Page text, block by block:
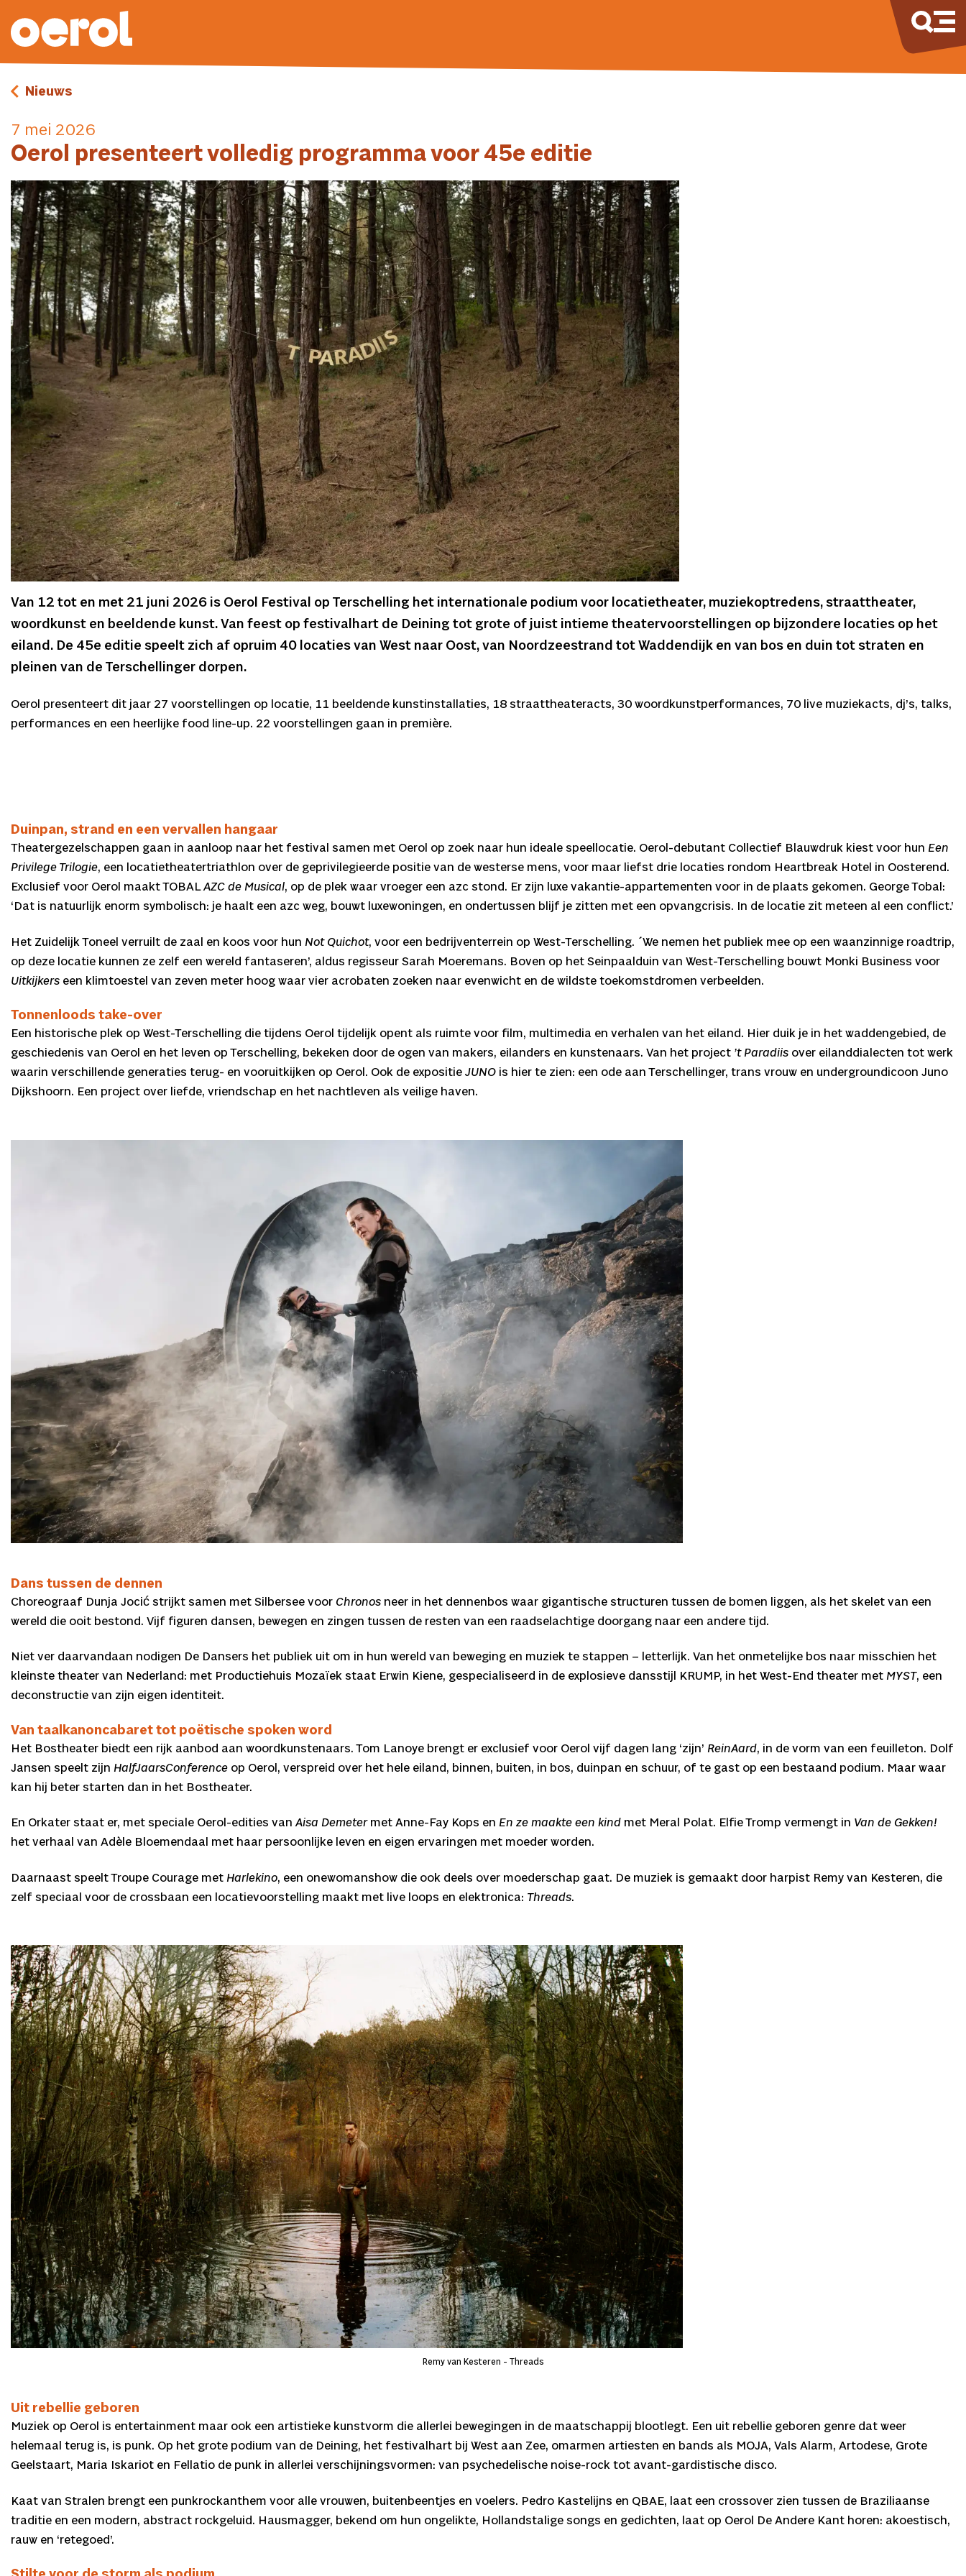
Nieuws
7 mei 2026
Oerol presenteert volledig programma voor 45e editie
Van 12 tot en met 21 juni 2026 is Oerol Festival op Terschelling het internationale podium voor locatietheater, muziekoptredens, straattheater,
woordkunst en beeldende kunst. Van feest op festivalhart de Deining tot grote of juist intieme theatervoorstellingen op bijzondere locaties op het
eiland. De 45e editie speelt zich af opruim 40 locaties van West naar Oost, van Noordzeestrand tot Waddendijk en van bos en duin tot straten en
pleinen van de Terschellinger dorpen.
Oerol presenteert dit jaar 27 voorstellingen op locatie, 11 beeldende kunstinstallaties, 18 straattheateracts, 30 woordkunstperformances, 70 live muziekacts, dj’s, talks,
performances en een heerlijke food line-up. 22 voorstellingen gaan in première.
Duinpan, strand en een vervallen hangaar
Theatergezelschappen gaan in aanloop naar het festival samen met Oerol op zoek naar hun ideale speellocatie. Oerol-debutant Collectief Blauwdruk kiest voor hun Een
Privilege Trilogie, een locatietheatertriathlon over de geprivilegieerde positie van de westerse mens, voor maar liefst drie locaties rondom Heartbreak Hotel in Oosterend.
Exclusief voor Oerol maakt TOBALAZC de Musical, op de plek waar vroeger een azc stond. Er zijn luxe vakantie-appartementen voor in de plaats gekomen. George Tobal:
‘Dat is natuurlijk enorm symbolisch: je haalt een azc weg, bouwt luxewoningen, en ondertussen blijf je zitten met een opvangcrisis. In de locatie zit meteen al een conflict.’
Het Zuidelijk Toneel verruilt de zaal en koos voor hun Not Quichot, voor een bedrijventerrein op West-Terschelling. ´We nemen het publiek mee op een waanzinnige roadtrip,
op deze locatie kunnen ze zelf een wereld fantaseren’, aldus regisseur Sarah Moeremans. Boven op het Seinpaalduin van West-Terschelling bouwt Monki Business voor
Uitkijkers een klimtoestel van zeven meter hoog waar vier acrobaten zoeken naar evenwicht en de wildste toekomstdromen verbeelden.
Tonnenloods take-over
Een historische plek op West-Terschelling die tijdens Oerol tijdelijk opent als ruimte voor film, multimedia en verhalen van het eiland. Hier duik je in het waddengebied, de
geschiedenis van Oerol en het leven op Terschelling, bekeken door de ogen van makers, eilanders en kunstenaars. Van het project ’t Paradiis over eilanddialecten tot werk
waarin verschillende generaties terug- en vooruitkijken op Oerol. Ook de expositie JUNO is hier te zien: een ode aan Terschellinger, trans vrouw en undergroundicoon Juno
Dijkshoorn. Een project over liefde, vriendschap en het nachtleven als veilige haven.
Dans tussen de dennen
Choreograaf Dunja Jocić strijkt samen met Silbersee voor Chronos neer in het dennenbos waar gigantische structuren tussen de bomen liggen, als het skelet van een
wereld die ooit bestond. Vijf figuren dansen, bewegen en zingen tussen de resten van een raadselachtige doorgang naar een andere tijd.
Niet ver daarvandaan nodigen De Dansers het publiek uit om in hun wereld van beweging en muziek te stappen – letterlijk. Van het onmetelijke bos naar misschien het
kleinste theater van Nederland: met Productiehuis Mozaïek staat Erwin Kiene, gespecialiseerd in de explosieve dansstijl KRUMP, in het West-End theater met MYST, een
deconstructie van zijn eigen identiteit.
Van taalkanoncabaret tot poëtische spoken word
Het Bostheater biedt een rijk aanbod aan woordkunstenaars. Tom Lanoye brengt er exclusief voor Oerol vijf dagen lang ‘zijn’ ReinAard, in de vorm van een feuilleton. Dolf
Jansen speelt zijn HalfJaarsConference op Oerol, verspreid over het hele eiland, binnen, buiten, in bos, duinpan en schuur, of te gast op een bestaand podium. Maar waar
kan hij beter starten dan in het Bostheater.
En Orkater staat er, met speciale Oerol-edities vanAisa Demetermet Anne-Fay Kops en En ze maakte een kind met Meral Polat. Elfie Tromp vermengt in Van de Gekken!
het verhaal van Adèle Bloemendaal met haar persoonlijke leven en eigen ervaringen met moeder worden.
Daarnaast speelt Troupe Courage met Harlekino, een onewomanshow die ook deels over moederschap gaat. De muziek is gemaakt door harpist Remy van Kesteren, die
zelf speciaal voor de crossbaan een locatievoorstelling maakt met live loops en elektronica: Threads.
Remy van Kesteren - Threads
Uit rebellie geboren
Muziek op Oerol is entertainment maar ook een artistieke kunstvorm die allerlei bewegingen in de maatschappij blootlegt. Een uit rebellie geboren genre dat weer
helemaal terug is, is punk. Op het grote podium van de Deining, het festivalhart bij West aan Zee, omarmen artiesten en bands als MOJA, Vals Alarm, Artodese, Grote
Geelstaart, Maria Iskariot en Fellatio de punk in allerlei verschijningsvormen: van psychedelische noise-rock tot avant-gardistische disco.
Kaat van Stralen brengt een punkrockanthem voor alle vrouwen, buitenbeentjes en voelers. Pedro Kastelijns en QBAE, laat een crossover zien tussen de Braziliaanse
traditie en een modern, abstract rockgeluid. Hausmagger, bekend om hun ongelikte, Hollandstalige songs en gedichten, laat op Oerol De Andere Kant horen: akoestisch,
rauw en ‘retegoed’.